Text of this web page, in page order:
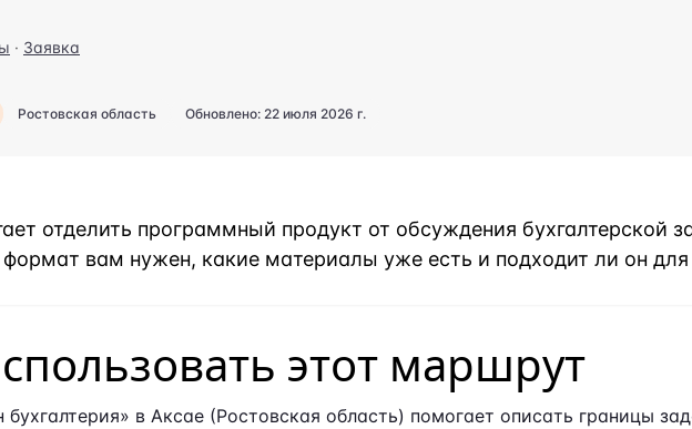
· Заявка
Ростовская область Обновлено: 22 июля 2026 г.
отделить программный продукт от обсуждения бухгалтерской
формат вам нужен, какие материалы уже есть и подходит ли он
этот маршрут
в Аксае (Ростовская область) помогает описать границы